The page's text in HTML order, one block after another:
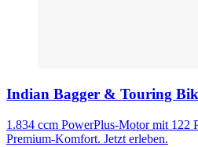
Indian Bagger & Touring
1.834 ccm PowerPlus-Motor mit 122
Premium-Komfort. Jetzt erleben.